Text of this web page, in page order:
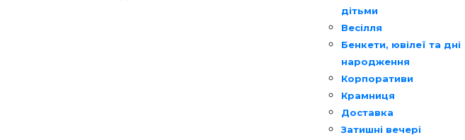
дітьми
Весілля
Бенкети, ювілеї та дні
народження
Корпоративи
Крамниця
Доставка
Затишні вечері